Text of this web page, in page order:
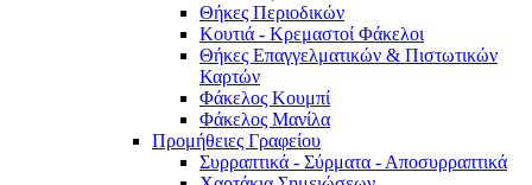
Θήκες Περιοδικών
Κουτιά - Κρεμαστοί Φάκελοι
Θήκες Επαγγελματικών & Πιστωτικών
Καρτών
Φάκελος Κουμπί
Φάκελος Μανίλα
Προμήθειες Γραφείου
Συρραπτικά - Σύρματα - Αποσυρραπτικά